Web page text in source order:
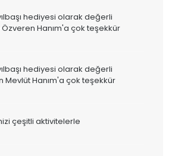
hediyesi olarak değerli
Özveren Hanım'a çok teşekkür
hediyesi olarak değerli
Mevlüt Hanım'a çok teşekkür
çeşitli aktivitelerle